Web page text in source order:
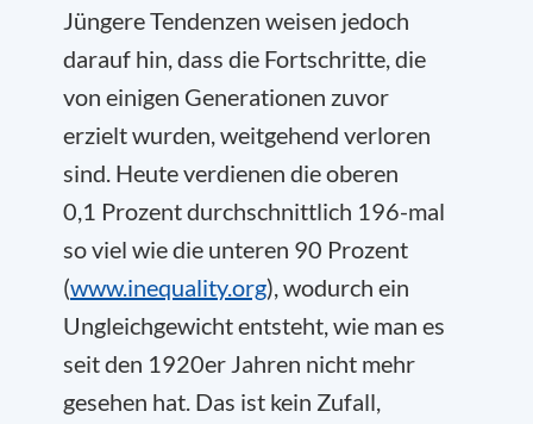
Jüngere Tendenzen weisen jedoch
darauf hin, dass die Fortschritte, die
von einigen Generationen zuvor
erzielt wurden, weitgehend verloren
sind. Heute verdienen die oberen
0,1 Prozent durchschnittlich 196-mal
so viel wie die unteren 90 Prozent
(www.inequality.org), wodurch ein
Ungleichgewicht entsteht, wie man es
seit den 1920er Jahren nicht mehr
gesehen hat. Das ist kein Zufall,